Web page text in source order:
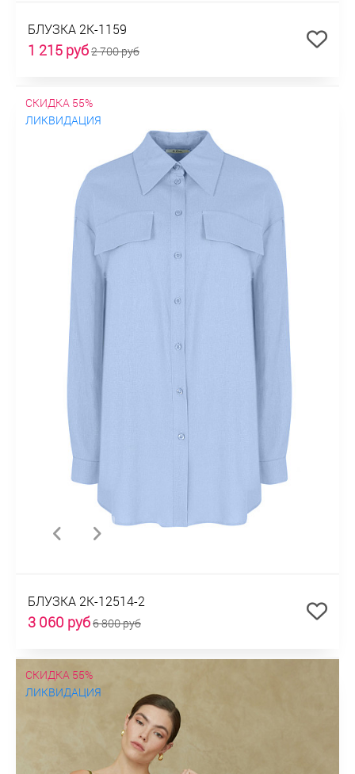
БЛУЗКА 2К-1159
1 215 руб2 700 руб
СКИДКА 55%
ЛИКВИДАЦИЯ
БЛУЗКА 2К-12514-2
3 060 руб6 800 руб
СКИДКА 55%
ЛИКВИДАЦИЯ